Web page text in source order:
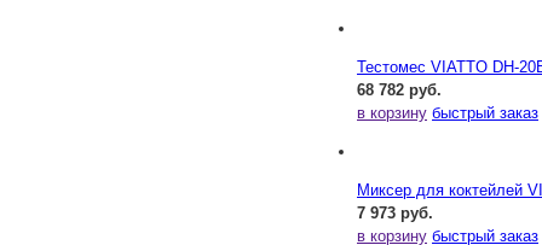
Тестомес VIATTO DH-
68 782 руб.
в корзину быстрый заказ
Миксер для коктейлей
7 973 руб.
в корзину быстрый заказ